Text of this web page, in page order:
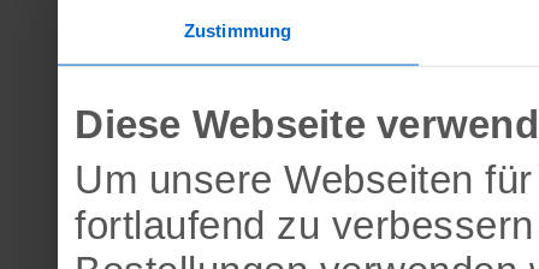
Zustimmung
Diese Webseite
Um unsere Webseiten
fortlaufend zu